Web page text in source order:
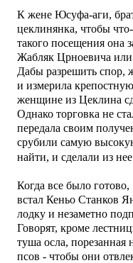
К жене Юсуфа-аги,
цеклинянка, чтобы
такого посещения она
Жабляк Црноевича
Дабы разрешить спор,
и измерила
женщине из Цеклина
Однако торговка не
передала своим
срубили самую
найти, и сделали из
Когда все было
встал Кеньо Станков
лодку и незаметно
Говорят, кроме
туша осла, порезанная
псов - чтобы они